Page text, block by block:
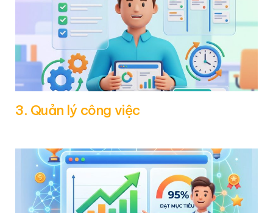
3. Quản lý công việc